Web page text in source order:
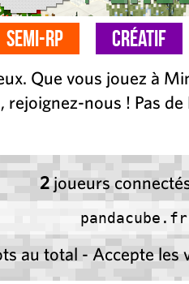
Semi-RP Créatif
Que vous jouez à
rejoignez-nous ! Pas
2 joueurs
pandacube.fr
au total - Accepte les